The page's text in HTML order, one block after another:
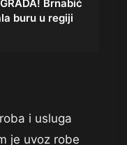
Brnabić
buru u regiji
i usluga
je uvoz robe